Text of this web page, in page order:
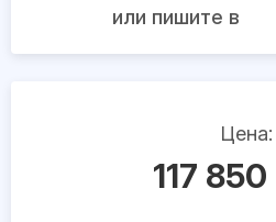
или пишите в
Цена:
117